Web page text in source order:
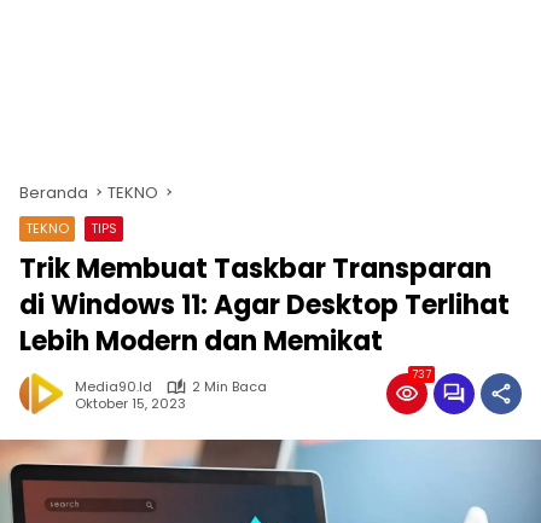
Beranda TEKNO
TEKNO TIPS
Trik Membuat Taskbar Transparan
di Windows 11: Agar Desktop Terlihat
Lebih Modern dan Memikat
Media90.id
2 Min Baca
Oktober 15, 2023
737